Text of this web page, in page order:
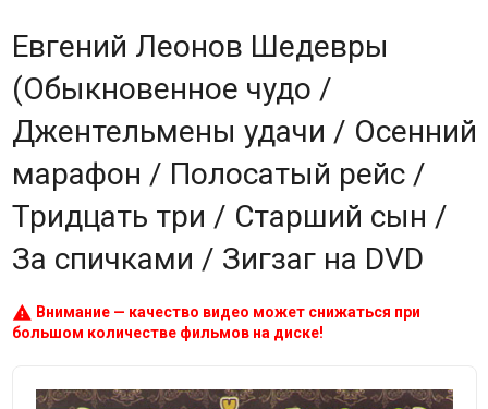
Евгений Леонов Шедевры
(Обыкновенное чудо /
Джентельмены удачи / Осенний
марафон / Полосатый рейс /
Тридцать три / Старший сын /
За спичками / Зигзаг на DVD
warning Внимание — качество видео может снижаться при
большом количестве фильмов на диске!